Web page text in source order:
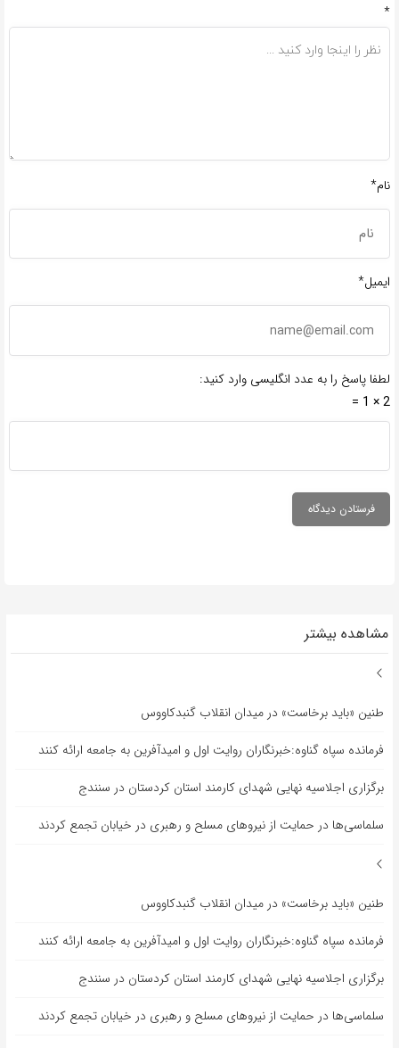
*
نام*
ایمیل*
لطفا پاسخ را به عدد انگلیسی وارد کنید:
2 × 1 =
مشاهده بیشتر
طنین «باید برخاست» در میدان انقلاب گنبدکاووس
فرمانده سپاه گناوه:خبرنگاران روایت اول و امیدآفرین به جامعه ارائه کنند
برگزاری اجلاسیه نهایی شهدای کارمند استان کردستان در سنندج
سلماسی‌ها در حمایت از نیروهای مسلح و رهبری در خیابان تجمع کردند
طنین «باید برخاست» در میدان انقلاب گنبدکاووس
فرمانده سپاه گناوه:خبرنگاران روایت اول و امیدآفرین به جامعه ارائه کنند
برگزاری اجلاسیه نهایی شهدای کارمند استان کردستان در سنندج
سلماسی‌ها در حمایت از نیروهای مسلح و رهبری در خیابان تجمع کردند